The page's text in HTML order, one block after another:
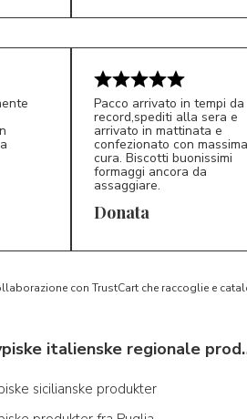
D*
Pacco arrivato in tempi da
record,spediti alla sera e
arrivato in mattinata e
confezionato con massima
cura. Biscotti buonissimi
formaggi ancora da
assaggiare.
Donata
con TrustCart che raccoglie e
Typiske
sicilianske produkter